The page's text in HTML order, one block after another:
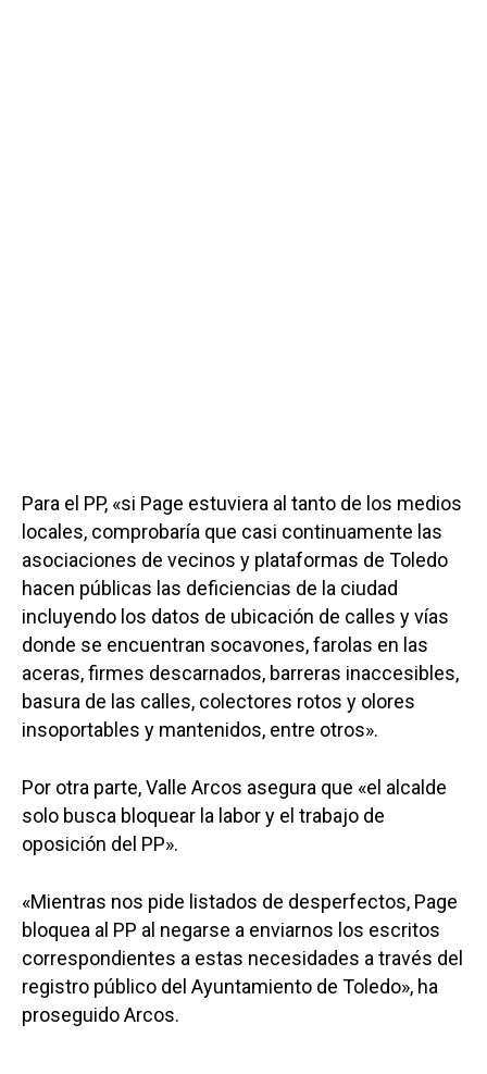
Para el PP, «si Page estuviera al tanto de los medios
locales, comprobaría que casi continuamente las
asociaciones de vecinos y plataformas de Toledo
hacen públicas las deficiencias de la ciudad
incluyendo los datos de ubicación de calles y vías
donde se encuentran socavones, farolas en las
aceras, firmes descarnados, barreras inaccesibles,
basura de las calles, colectores rotos y olores
insoportables y mantenidos, entre otros».
Por otra parte, Valle Arcos asegura que «el alcalde
solo busca bloquear la labor y el trabajo de
oposición del PP».
«Mientras nos pide listados de desperfectos, Page
bloquea al PP al negarse a enviarnos los escritos
correspondientes a estas necesidades a través del
registro público del Ayuntamiento de Toledo», ha
proseguido Arcos.